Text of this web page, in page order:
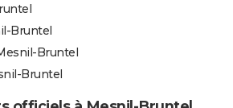
Bruntel
Bruntel
Bruntel